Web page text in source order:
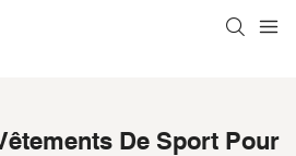
De Sport Pour